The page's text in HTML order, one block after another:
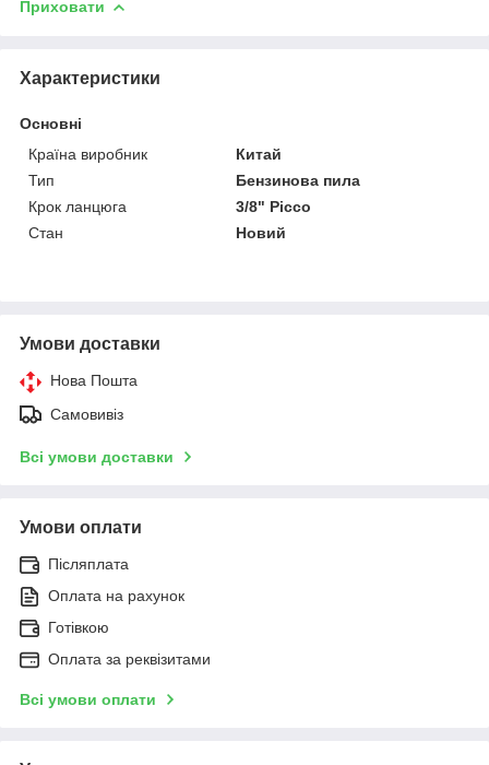
Приховати
Характеристики
Основні
Країна виробник
Китай
Тип
Бензинова пила
Крок ланцюга
3/8" Picco
Стан
Новий
Умови доставки
Нова Пошта
Самовивіз
Всі умови доставки
Умови оплати
Післяплата
Оплата на рахунок
Готівкою
Оплата за реквізитами
Всі умови оплати